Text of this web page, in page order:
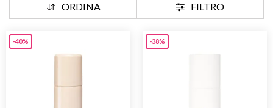
ORDINA FILTRO
-40% -38%